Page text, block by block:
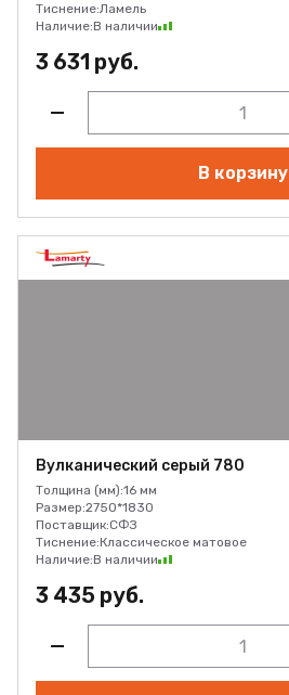
Тиснение:Ламель
Наличие:В наличии
3 631 руб.
В корзину
Вулканический серый 780
Толщина (мм):16 мм
Размер:2750*1830
Поставщик:СФЗ
Тиснение:Классическое матовое
Наличие:В наличии
3 435 руб.